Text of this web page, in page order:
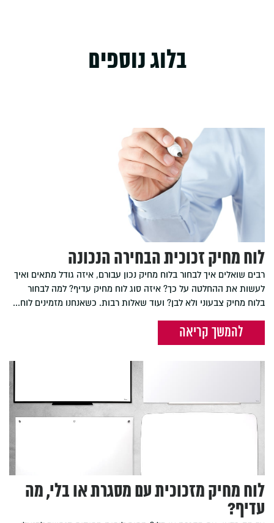
בלוג נוספים
לוח מחיק זכוכית הבחירה הנכונה
רבים שואלים איך לבחור בלוח מחיק נכון עבורם, איזה גודל מתאים ואיך
לעשות את ההחלטה על כך? איזה סוג לוח מחיק עדיף? למה לבחור
בלוח מחיק צבעוני ולא לבן? ועוד שאלות רבות. כשאנחנו מזמינים לוח...
להמשך קריאה
לוח מחיק מזכוכית עם מסגרת או בלי, מה
עדיף?